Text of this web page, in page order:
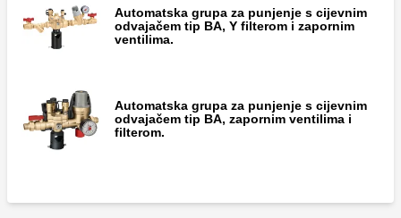
Automatska grupa za punjenje s cijevnim
odvajačem tip BA, Y filterom i zapornim
ventilima.
Automatska grupa za punjenje s cijevnim
odvajačem tip BA, zapornim ventilima i
filterom.